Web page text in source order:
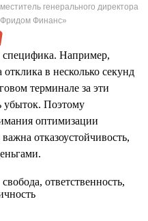
генерального директора
Финанс»
специфика. Например,
в несколько секунд
терминале за эти
убыток. Поэтому
оптимизации
отказоустойчивость,